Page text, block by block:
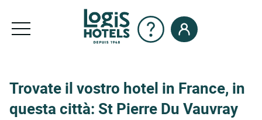
Trovate il vostro hotel in France, in
questa città: St Pierre Du Vauvray